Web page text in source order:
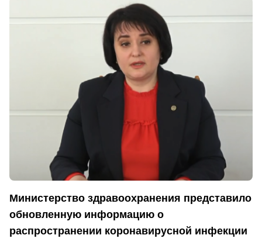
Министерство здравоохранения представило
обновленную информацию о
распространении коронавирусной инфекции